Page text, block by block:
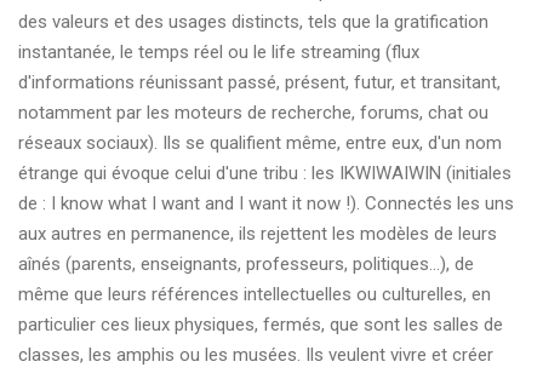
des valeurs et des usages distincts, tels que la gratification
instantanée, le temps réel ou le life streaming (flux
d'informations réunissant passé, présent, futur, et transitant,
notamment par les moteurs de recherche, forums, chat ou
réseaux sociaux). Ils se qualifient même, entre eux, d'un nom
étrange qui évoque celui d'une tribu : les IKWIWAIWIN (initiales
de : I know what I want and I want it now !). Connectés les uns
aux autres en permanence, ils rejettent les modèles de leurs
aînés (parents, enseignants, professeurs, politiques...), de
même que leurs références intellectuelles ou culturelles, en
particulier ces lieux physiques, fermés, que sont les salles de
classes, les amphis ou les musées. Ils veulent vivre et créer